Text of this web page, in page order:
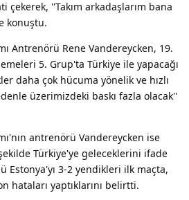
çekerek, ''Takım arkadaşlarım bana
konuştu.
Antrenörü Rene Vandereycken, 19.
5. Grup'ta Türkiye ile yapacağı
daha çok hücuma yönelik ve hızlı
üzerimizdeki baskı fazla olacak''
antrenörü Vandereycken ise
Türkiye'ye geleceklerini ifade
Estonya'yı 3-2 yendikleri ilk maçta,
hataları yaptıklarını belirtti.